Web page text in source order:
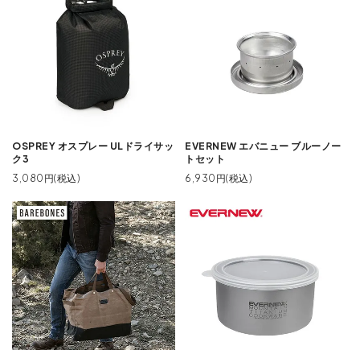
OSPREY オスプレー ULドライサッ
ク3
3,080円(税込)
EVERNEW エバニュー ブルーノー
トセット
6,930円(税込)